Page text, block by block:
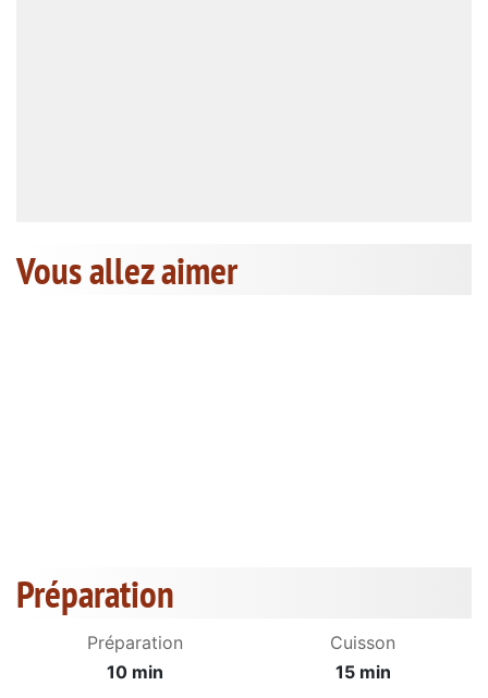
Vous allez aimer
Préparation
Préparation
10 min
Cuisson
15 min